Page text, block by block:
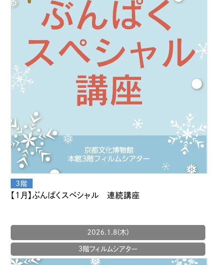
【1月】ぶんぱくスペシャル 連続講座
2026.1.8(木)
3階フィルムシアター